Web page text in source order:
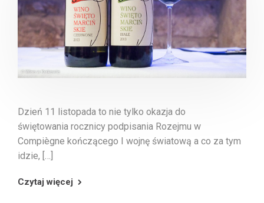
Dzień 11 listopada to nie tylko okazja do
świętowania rocznicy podpisania Rozejmu w
Compiègne kończącego I wojnę światową a co za tym
idzie, […]
Czytaj więcej